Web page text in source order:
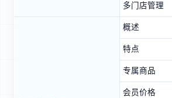
多门店管理
概述
特点
专属商品
会员价格